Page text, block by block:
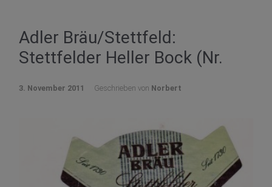
Adler Bräu/Stettfeld:
Stettfelder Heller Bock (Nr.
3. November 2011 Geschrieben von Norbert